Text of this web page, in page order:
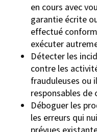
en cours avec
garantie écrite
effectué
exécuter
Détecter les
contre les
frauduleuses ou
responsables de
Déboguer les
les erreurs qui